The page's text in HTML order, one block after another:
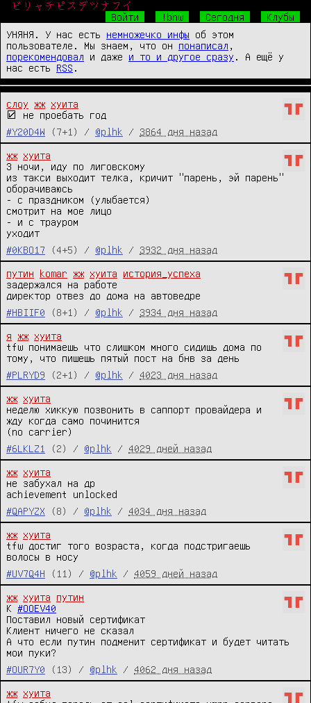
ビリャチピスデツナフイ
Войти
!bnw Сегодня
Клубы
УНЯНЯ. У нас есть немножечко инфы об этом
пользователе. Мы знаем, что он понаписал
порекомендовал и даже и то и другое сразу . А ещё у
нас есть RSS
слоу жж хуита
☑ не проебать год
#Y20D4W
(7+1) / @plhk / 3864 дня назад
жж хуита
3 ночи, иду по лиговскому
из такси выходит телка, кричит "парень, эй парень"
оборачиваюсь
- с праздником (улыбается)
смотрит на мое лицо
- и с трауром
уходит
#0KBO17
(4+5) / @plhk / 3932 дня назад
путин komar жж хуита
история_успеха
задержался на работе
директор отвез до дома на автоведре
#HBIIF0
(8+1) / @plhk / 3934 дня назад
я жж хуита
tfw понимаешь что слишком много сидишь дома по
тому, что пишешь пятый пост на бнв за день
#PLRYD9
(2+1) / @plhk / 4023 дня назад
жж хуита
неделю хиккую позвонить в саппорт провайдера и
жду когда само починится
(no carrier)
#6LKLZ1
(2) / @plhk / 4029 дней назад
жж хуита
не забухал на др
achievement unlocked
#QAPYZX
(8) / @plhk / 4034 дня назад
жж хуита
tfw достиг того возраста, когда подстригаешь
волосы в носу
#UV7Q4H
(11) / @plhk / 4059 дней назад
жж хуита
путин
К #OOEV40
Поставил новый сертификат
Клиент ничего не сказал
А что если путин подменит сертификат и будет читать
мои пуки?
#OUR7Y0
(13) / @plhk / 4062 дня назад
жж хуита